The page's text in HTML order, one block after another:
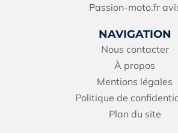
NAVIGATION
Nous contacter
À propos
Mentions légales
Politique de
Plan du site
Passion-moto.fr